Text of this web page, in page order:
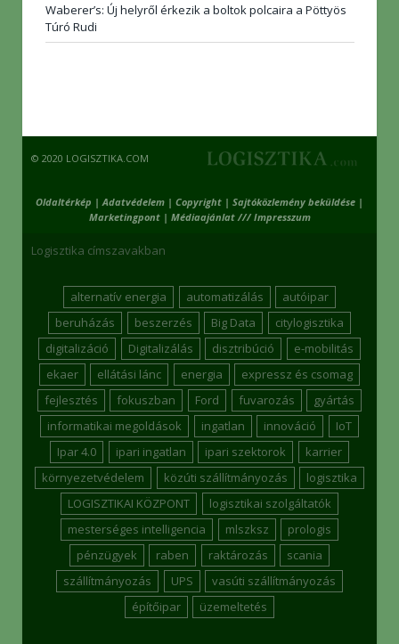
Waberer’s: Új helyről érkezik a boltok polcaira a Pöttyös
Túró Rudi
© 2020 LOGISZTIKA.COM
Oldaltérkép | Adatvédelem | Copyright | Sajtóközlemény beküldése |
Marketingpont| Médiaajánlat /// Impresszum
Logisztika címszavakban
alternatív energia automatizálás
autóipar
beruházás
beszerzés Big Data
citylogisztika
digitalizáció
Digitalizálás disztribúció
e-mobilitás
ekaer
ellátási lánc energia
expressz és csomag
fejlesztés
fokuszban Ford fuvarozás
gyártás
informatikai megoldások
ingatlan innováció
IoT
Ipar 4.0
ipari ingatlan ipari szektorok
karrier
környezetvédelem
közúti szállítmányozás
logisztika
LOGISZTIKAI KÖZPONT
logisztikai szolgáltatók
mesterséges intelligencia
mlszksz
prologis
pénzügyek
raben raktározás
scania
szállítmányozás
UPS
vasúti szállítmányozás
építőipar
üzemeltetés